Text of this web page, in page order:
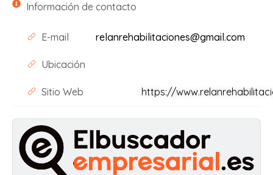
Información de contacto
E-mail relanrehabilitaciones@gmail.com
Ubicación
Sitio Web https://